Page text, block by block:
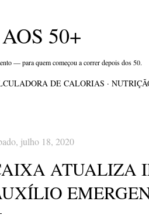
50+
— para quem começou a correr depois dos 50.
DE CALORIAS
julho 18, 2020
ATUALIZA